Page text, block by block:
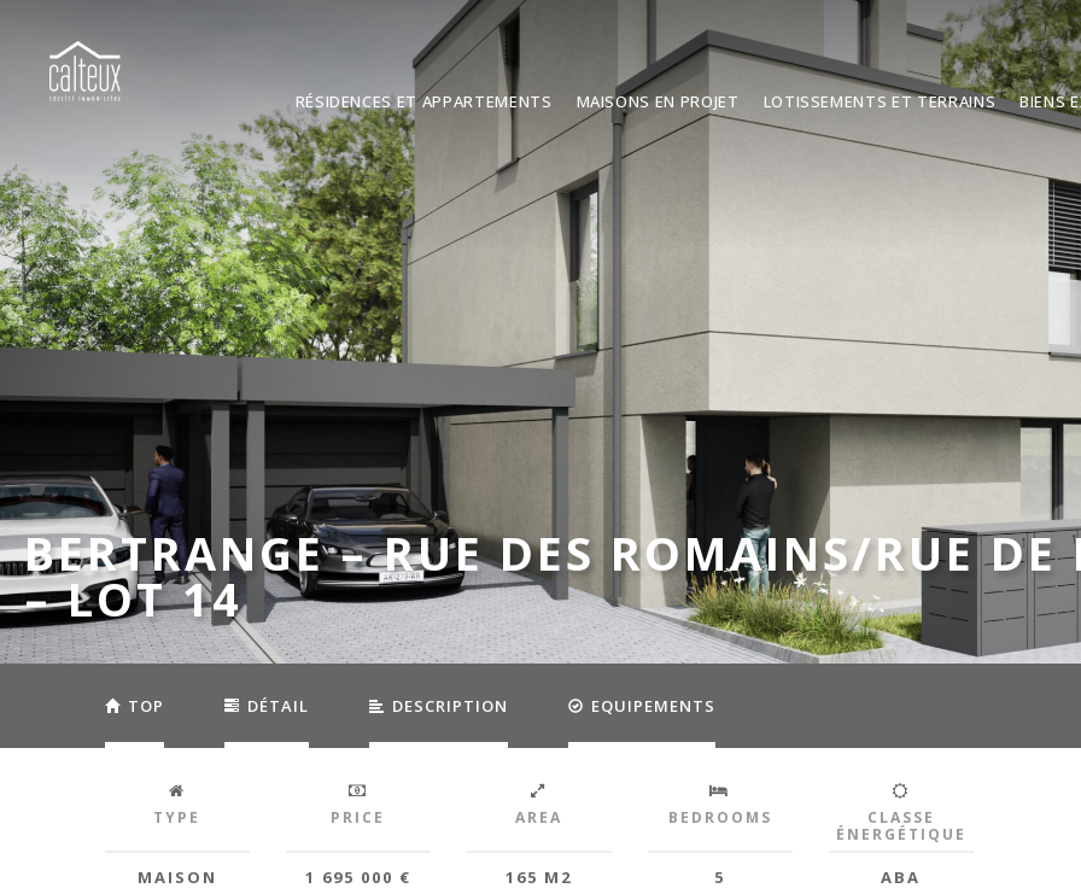
RÉSIDENCES ET APPARTEMENTS MAISONS EN PROJET LOTISSEMENTS ET TERRAINS BIENS
BERTRANGE – RUE DES ROMAINS/RUE DE
– LOT 14
TOP DÉTAIL DESCRIPTION EQUIPEMENTS
TYPE
MAISON
PRICE
1 695 000 €
AREA
165 M2
BEDROOMS
5
CLASSE
ÉNERGÉTIQUE
ABA